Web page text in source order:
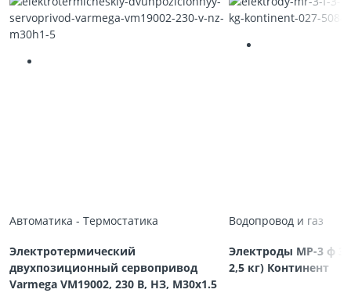
Автоматика - Термостатика
Электротермический
двухпозиционный сервопривод
Varmega VM19002, 230 В, НЗ, M30х1.5
Водопровод и газ
Электроды МР-3 ф
2,5 кг) Континент